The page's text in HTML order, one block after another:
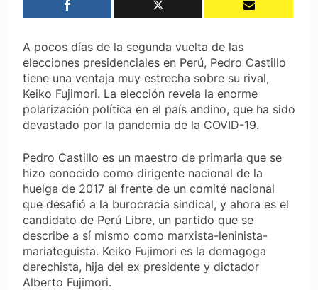
A pocos días de la segunda vuelta de las
elecciones presidenciales en Perú, Pedro Castillo
tiene una ventaja muy estrecha sobre su rival,
Keiko Fujimori. La elección revela la enorme
polarización política en el país andino, que ha sido
devastado por la pandemia de la COVID-19.
Pedro Castillo es un maestro de primaria que se
hizo conocido como dirigente nacional de la
huelga de 2017 al frente de un comité nacional
que desafió a la burocracia sindical, y ahora es el
candidato de Perú Libre, un partido que se
describe a sí mismo como marxista-leninista-
mariateguista. Keiko Fujimori es la demagoga
derechista, hija del ex presidente y dictador
Alberto Fujimori.